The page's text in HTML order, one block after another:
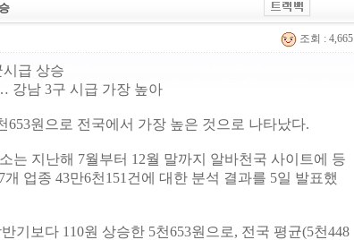
조회 : 4,665
급 상승
강남 3구 시급 가장 높아
원으로 전국에서 가장 높은 것으로 나타났다.
는 지난해 7월부터 12월 말까지 알바천국 사이트에 등
업종 43만6천151건에 대한 분석 결과를 5일 발표했
기보다 110원 상승한 5천653원으로, 전국 평균(5천448